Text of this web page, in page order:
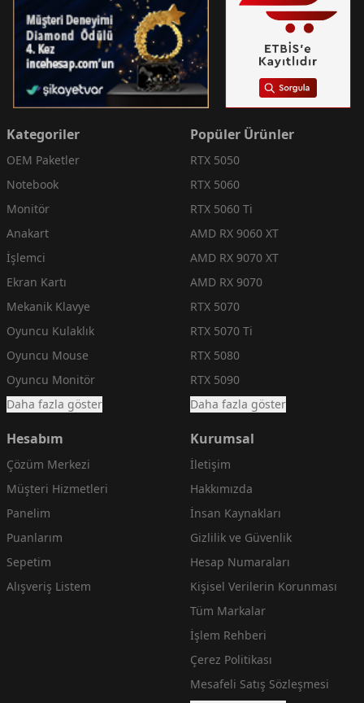
Kategoriler
OEM Paketler
Notebook
Monitör
Anakart
İşlemci
Ekran Kartı
Mekanik Klavye
Oyuncu Kulaklık
Oyuncu Mouse
Oyuncu Monitör
Daha fazla göster
Popüler Ürünler
RTX 5050
RTX 5060
RTX 5060 Ti
AMD RX 9060 XT
AMD RX 9070 XT
AMD RX 9070
RTX 5070
RTX 5070 Ti
RTX 5080
RTX 5090
Daha fazla göster
Hesabım
Çözüm Merkezi
Müşteri Hizmetleri
Panelim
Puanlarım
Sepetim
Alışveriş Listem
Kurumsal
İletişim
Hakkımızda
İnsan Kaynakları
Gizlilik ve Güvenlik
Hesap Numaraları
Kişisel Verilerin Korunması
Tüm Markalar
İşlem Rehberi
Çerez Politikası
Mesafeli Satış Sözleşmesi